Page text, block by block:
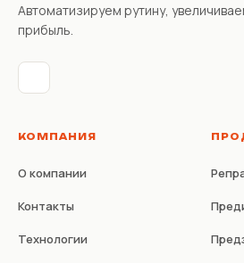
Автоматизируем рутину,
прибыль.
КОМПАНИЯ
О компании
Контакты
Технологии